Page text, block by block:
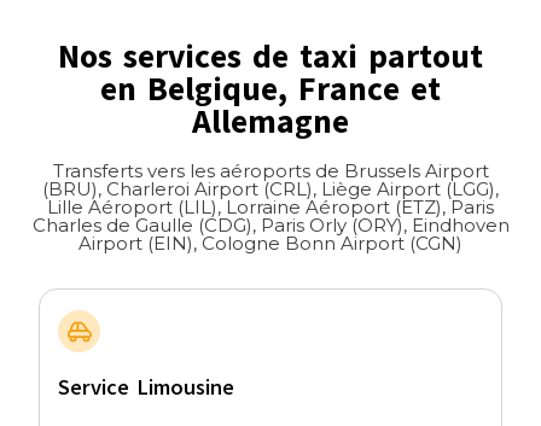
Nos services de taxi partout
en Belgique, France et
Allemagne
Transferts vers les aéroports de Brussels Airport
(BRU), Charleroi Airport (CRL), Liège Airport (LGG),
Lille Aéroport (LIL), Lorraine Aéroport (ETZ), Paris
Charles de Gaulle (CDG), Paris Orly (ORY), Eindhoven
Airport (EIN), Cologne Bonn Airport (CGN)
Service Limousine